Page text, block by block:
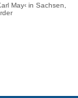
May‹ in Sachsen,